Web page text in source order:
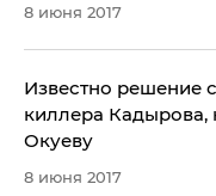
8 июня 2017
Известно решение
киллера Кадырова,
Окуеву
8 июня 2017